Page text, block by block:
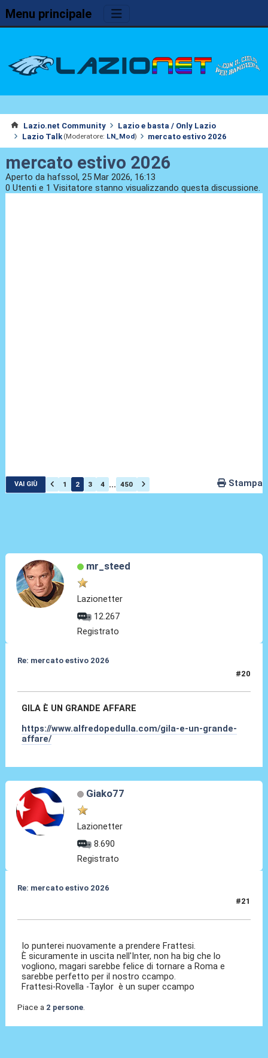
Menu principale
Lazio.net Community
Lazio e basta / Only Lazio
Lazio Talk (Moderatore: LN_Mod) mercato estivo 2026
mercato estivo 2026
Aperto da hafssol, 25 Mar 2026, 16:13
0 Utenti e 1 Visitatore stanno visualizzando questa discussione.
VAI GIÙ 1 2 3 4 ... 450 Stampa
mr_steed
Lazionetter
12.267
Registrato
Re: mercato estivo 2026
#20
GILA È UN GRANDE AFFARE
https://www.alfredopedulla.com/gila-e-un-grande-
affare/
Giako77
Lazionetter
8.690
Registrato
Re: mercato estivo 2026
#21
Io punterei nuovamente a prendere Frattesi.
È sicuramente in uscita nell'Inter, non ha big che lo
vogliono, magari sarebbe felice di tornare a Roma e
sarebbe perfetto per il nostro ccampo.
Frattesi-Rovella -Taylor è un super ccampo
Piace a 2 persone.